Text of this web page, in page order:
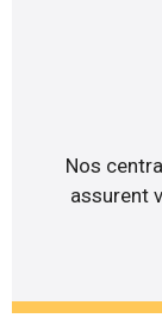
Nos
assurent